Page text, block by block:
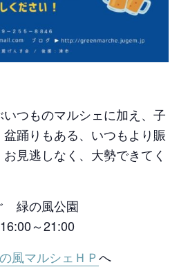
つものマルシェに加え、子
踊りもある、いつもより賑
見逃しなく、大勢できてく
緑の風公園
～21:00
風マルシェＨＰへ